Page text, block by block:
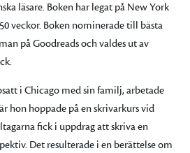
läsare. Boken har legat på New York
veckor. Boken nominerade till bästa
på Goodreads och valdes ut av
i Chicago med sin familj, arbetade
hon hoppade på en skrivarkurs vid
fick i uppdrag att skriva en
Det resulterade i en berättelse om